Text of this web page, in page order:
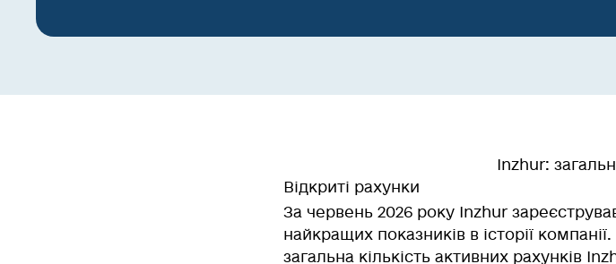
Inzhur:
Відкриті рахунки
За червень 2026 року Inzhur
найкращих показників в історії
загальна кількість активних рахунків